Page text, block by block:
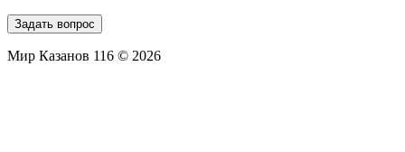
Задать вопрос
Мир Казанов 116 © 2026